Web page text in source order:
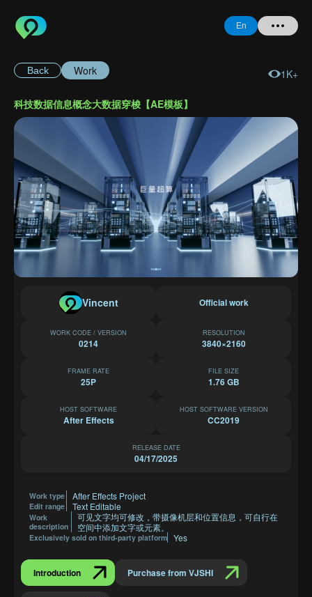
En
Login
Register
Forgot
Password
Back Work 1K+
科技数据信息概念大数据穿梭【AE模板】
Vincent Official work
WORK CODE / VERSION
0214
RESOLUTION
3840×2160
FRAME RATE
25P
FILE SIZE
1.76 GB
HOST SOFTWARE
After Effects
HOST SOFTWARE VERSION
CC2019
RELEASE DATE
04/17/2025
Work type After Effects Project
Edit range Text Editable
Work
description
可见文字均可修改，带摄像机层和位置信息，可自行在
空间中添加文字或元素。
Exclusively sold on third-party platform Yes
Introduction Purchase from VJSHI